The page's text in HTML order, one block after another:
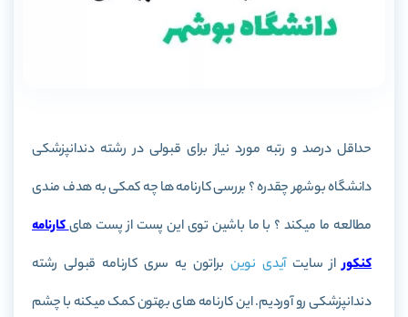
حداقل درصد و رتبه مورد نیاز برای قبولی در رشته دندانپزشکی
دانشگاه بوشهر چقدره ؟ بررسی کارنامه ها چه کمکی به هدف مندی
مطالعه ما میکند ؟ با ما باشین توی این پست از پست هایکارنامه
کنکوراز سایتآیدی نوین براتون یه سری کارنامه قبولی رشته
دندانپزشکی رو آوردیم. این کارنامه های بهتون کمک میکنه با چشم